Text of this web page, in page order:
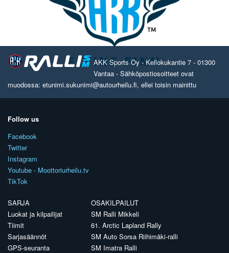
AKK Sports Oy - Kellokukantie 7 - 01300
Vantaa - Sähköpostiosoitteet ovat
muodossa: etunimi.sukunimi@autourheilu.fi, ellei toisin mainittu
Follow us
Facebook
Twitter
Instagram
Youtube - Moottoriurheilu.tv
TikTok
SARJA
Luokat ja kilpailijat
Tiimit
Sarjasäännöt
GPS-seuranta
OSAKILPAILUT
SM Ralli Mikkeli
61. Arctic Lapland Rally
SM Auto Sorsa Riihimäki-ralli
SM Imatra Ralli